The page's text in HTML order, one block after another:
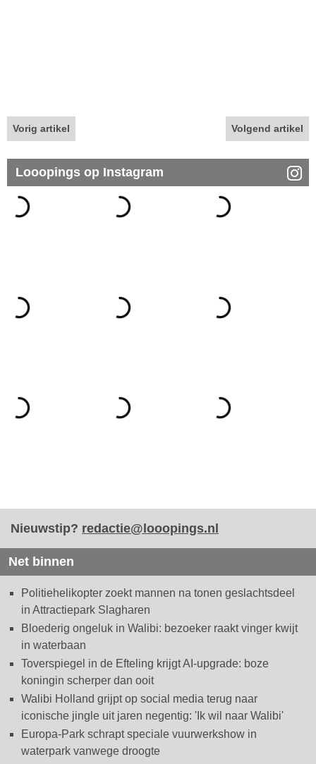
Vorig artikel Volgend artikel
Looopings op Instagram
Nieuwstip? redactie@looopings.nl
Net binnen
Politiehelikopter zoekt mannen na tonen geslachtsdeel
in Attractiepark Slagharen
Bloederig ongeluk in Walibi: bezoeker raakt vinger kwijt
in waterbaan
Toverspiegel in de Efteling krijgt AI-upgrade: boze
koningin scherper dan ooit
Walibi Holland grijpt op social media terug naar
iconische jingle uit jaren negentig: 'Ik wil naar Walibi'
Europa-Park schrapt speciale vuurwerkshow in
waterpark vanwege droogte